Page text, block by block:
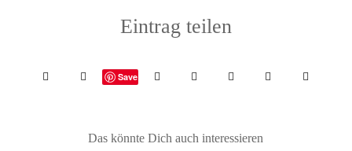
Eintrag teilen
Save
Das könnte Dich auch interessieren